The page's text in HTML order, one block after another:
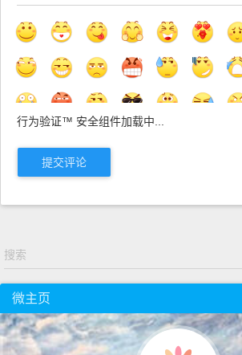
行为验证™ 安全组件加载中...
提交评论
搜索
微主页